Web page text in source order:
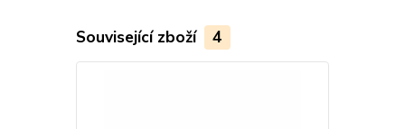
Související zboží 4